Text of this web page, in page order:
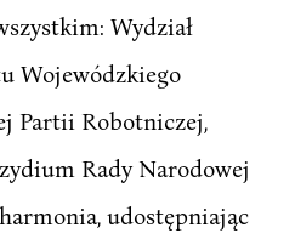
Wydział
Wojewódzkiego
Partii Robotniczej,
Rady Narodowej
udostępniając